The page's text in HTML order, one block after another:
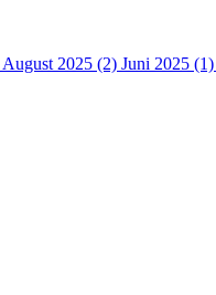
August 2025 (2) Juni 2025 (1)